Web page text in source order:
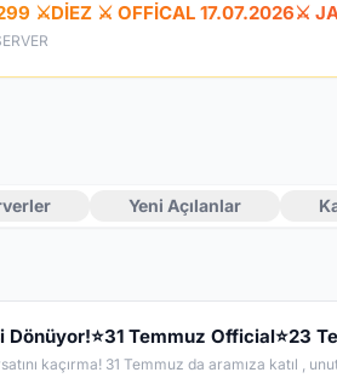
⚔️DİEZ ⚔️ OFFİCAL 17.07.2026⚔️
Yeni Açılanlar
kaçırma! 31 Temmuz da aramıza katıl ,